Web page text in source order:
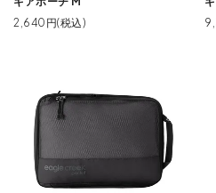
2,640円(税込)